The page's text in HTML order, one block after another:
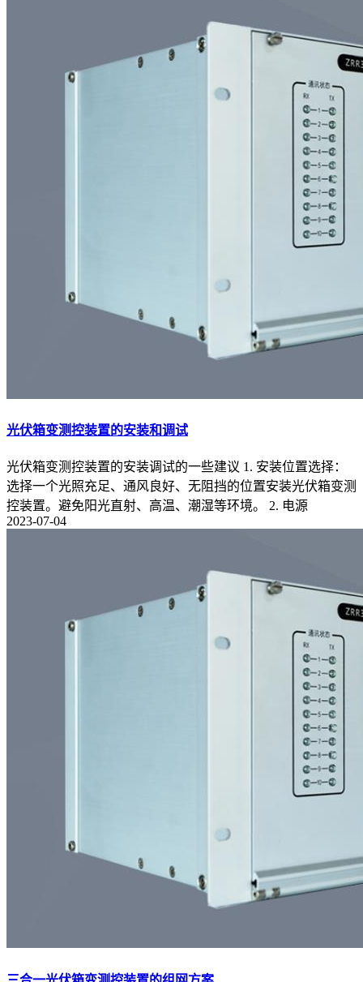
光伏箱变测控装置的安装和调试
光伏箱变测控装置的安装调试的一些建议 1. 安装位置选择：
选择一个光照充足、通风良好、无阻挡的位置安装光伏箱变测
控装置。避免阳光直射、高温、潮湿等环境。 2. 电源
2023-07-04